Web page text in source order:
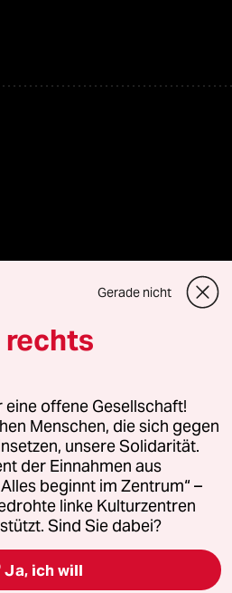
GmbH
Fragen oder für Genehmigungen
Kommune-Richtlinien
Impressum AGB
widerrufen (Ads)
Gerade nicht
rechts
offene Gesellschaft!
Menschen, die sich gegen
unsere Solidarität.
der Einnahmen aus
beginnt im Zentrum“ –
linke Kulturzentren
Sind Sie dabei?
Ja, ich will